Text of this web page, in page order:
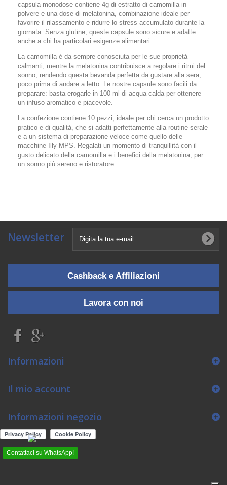
capsula monodose contiene 4g di estratto di camomilla in
polvere e una dose di melatonina, combinazione ideale per
favorire il rilassamento e ridurre lo stress accumulato durante la
giornata. Senza glutine, queste capsule sono sicure e adatte
anche a chi ha particolari esigenze alimentari.
La camomilla è da sempre conosciuta per le sue proprietà
calmanti, mentre la melatonina contribuisce a regolare i ritmi del
sonno, rendendo questa bevanda perfetta da gustare alla sera,
poco prima di andare a letto. Le nostre capsule sono facili da
preparare: basta erogarle in 100 ml di acqua calda per ottenere
un infuso aromatico e piacevole.
La confezione contiene 10 pezzi, ideale per chi cerca un prodotto
pratico e di qualità, che si adatti perfettamente alla routine serale
e a un sistema di preparazione veloce come quello delle
macchine Illy MPS. Regalati un momento di tranquillità con il
gusto delicato della camomilla e i benefici della melatonina, per
un sonno più sereno e ristoratore.
Newsletter
Cashback e Affiliazioni
Lavora con noi
Informazioni
Il mio account
Informazioni negozio
Contattaci su WhatsApp!